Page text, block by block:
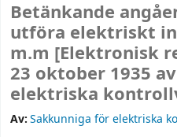
Betänkande
utföra elektriskt
m.m [Elektronisk
23 oktober 1935
elektriska
Av:Sakkunniga för elektriska